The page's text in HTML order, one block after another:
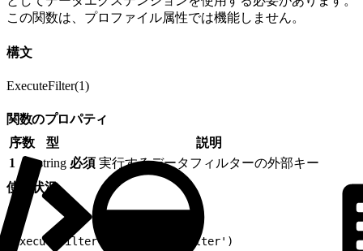
この関数は、プロファイル属性では機能しません。
構文
ExecuteFilter(1)
関数のプロパティ
序数
型
説明
1
string 必須 実行するデータフィルターの外部キー
使用状況
ExecuteFilter('ExampleDataFilter')